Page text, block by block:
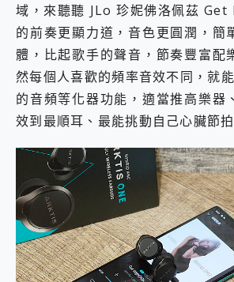
域，來聽聽 JLo 珍妮佛洛佩茲
的前奏更顯力道，音色更圓潤，簡
體，比起歌手的聲音，節奏豐富配
然每個人喜歡的頻率音效不同，就
的音頻等化器功能，適當推高樂器
效到最順耳、最能挑動自己心臟節